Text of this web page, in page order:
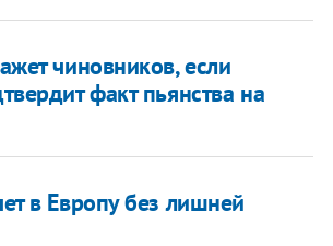
чиновников, если
факт пьянства на
в Европу без лишней